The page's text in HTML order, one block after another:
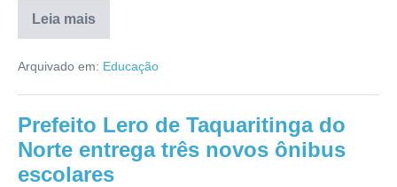
Leia mais
Arquivado em: Educação
Prefeito Lero de Taquaritinga do
Norte entrega três novos ônibus
escolares